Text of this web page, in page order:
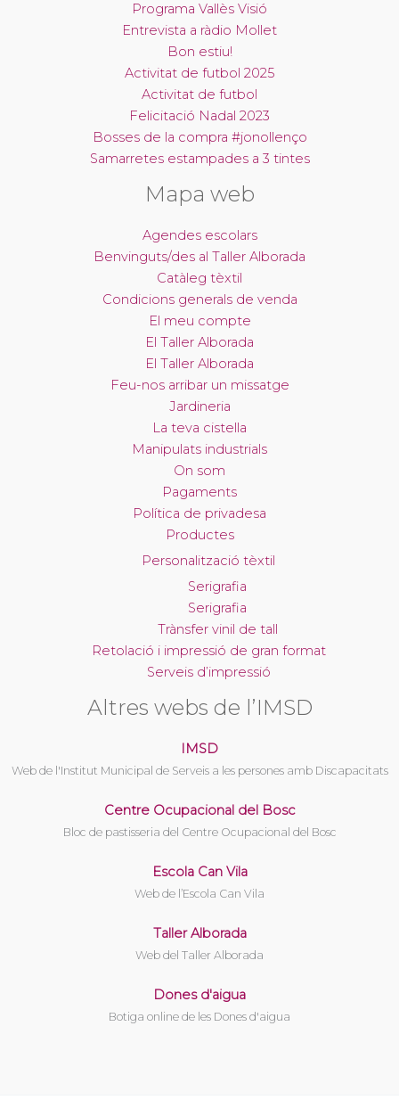
Programa Vallès Visió
Entrevista a ràdio Mollet
Bon estiu!
Activitat de futbol 2025
Activitat de futbol
Felicitació Nadal 2023
Bosses de la compra #jonollenço
Samarretes estampades a 3 tintes
Mapa web
Agendes escolars
Benvinguts/des al Taller Alborada
Catàleg tèxtil
Condicions generals de venda
El meu compte
El Taller Alborada
El Taller Alborada
Feu-nos arribar un missatge
Jardineria
La teva cistella
Manipulats industrials
On som
Pagaments
Política de privadesa
Productes
Personalització tèxtil
Serigrafia
Serigrafia
Trànsfer vinil de tall
Retolació i impressió de gran format
Serveis d’impressió
Altres webs de l’IMSD
IMSD
Web de l'Institut Municipal de Serveis a les persones amb Discapacitats
Centre Ocupacional del Bosc
Bloc de pastisseria del Centre Ocupacional del Bosc
Escola Can Vila
Web de l’Escola Can Vila
Taller Alborada
Web del Taller Alborada
Dones d'aigua
Botiga online de les Dones d'aigua